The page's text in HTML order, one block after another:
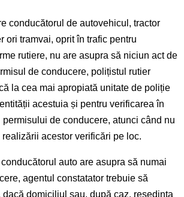
conducătorul de autovehicul, tractor
ori tramvai, oprit în trafic pentru
rutiere, nu are asupra să niciun act de
de conducere, polițistul rutier
la cea mai apropiată unitate de poliție
acestuia și pentru verificarea în
de conducere, atunci când nu
acestor verificări pe loc.
auto are asupra să numai
agentul constatator trebuie să
domiciliul sau, după caz, reședința